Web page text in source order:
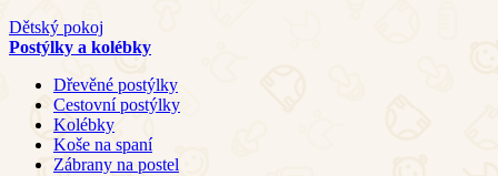
Dětský pokoj
Postýlky a kolébky
Dřevěné postýlky
Cestovní postýlky
Kolébky
Koše na spaní
Zábrany na postel